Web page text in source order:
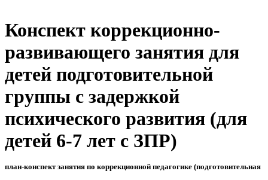
Конспект коррекционно-
развивающего занятия для
детей подготовительной
группы с задержкой
психического развития (для
детей 6-7 лет с ЗПР)
план-конспект занятия по коррекционной педагогике (подготовительная